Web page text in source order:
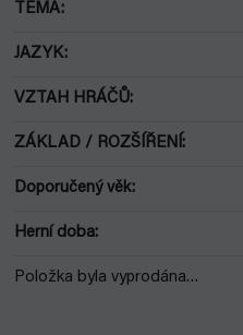
TÉMA:
JAZYK:
VZTAH HRÁČŮ:
ZÁKLAD / ROZŠÍŘENÍ:
Doporučený věk:
Herní doba:
Položka byla vyprodána…